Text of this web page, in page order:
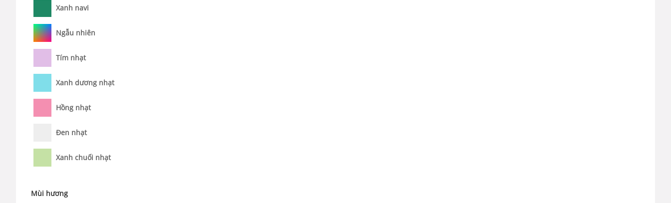
Xanh navi
Ngẫu nhiên
Tím nhạt
Xanh dương nhạt
Hồng nhạt
Đen nhạt
Xanh chuối nhạt
Mùi hương